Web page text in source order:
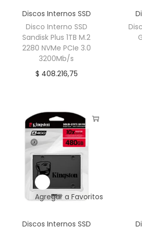
Discos Internos SSD
Disco Interno SSD
Sandisk Plus 1TB M.2
2280 NVMe PCIe 3.0
3200Mb/s
$ 408.216,75
Agregar a Favoritos
Discos Internos SSD